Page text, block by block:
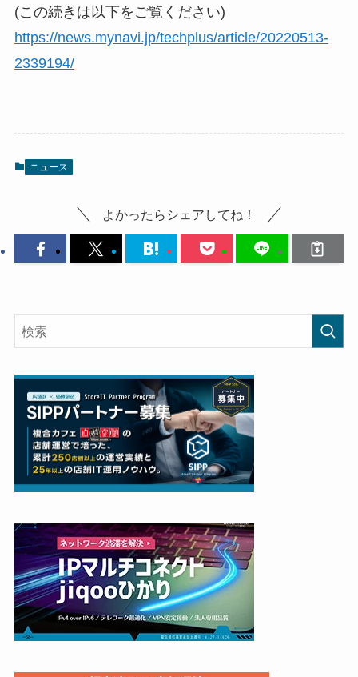
(この続きは以下をご覧ください)
https://news.mynavi.jp/techplus/article/20220513-
2339194/
ニュース
よかったらシェアしてね！